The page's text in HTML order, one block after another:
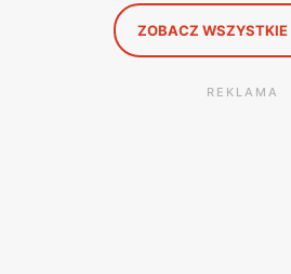
ZOBACZ WSZYSTKIE
REKLAMA